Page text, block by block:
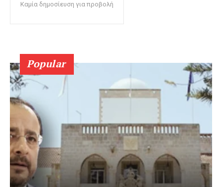
Καμία δημοσίευση για προβολή
Popular